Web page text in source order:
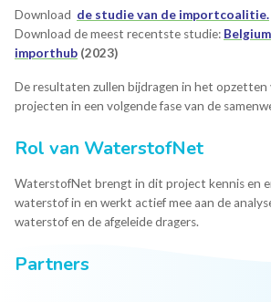
Download de studie van de importcoalitie.
Download de meest recentste studie:
importhub (2023)
De resultaten zullen bijdragen in het
projecten in een volgende fase van de
Rol van WaterstofNet
WaterstofNet brengt in dit project kennis en
waterstof in en werkt actief mee aan de
waterstof en de afgeleide dragers.
Partners